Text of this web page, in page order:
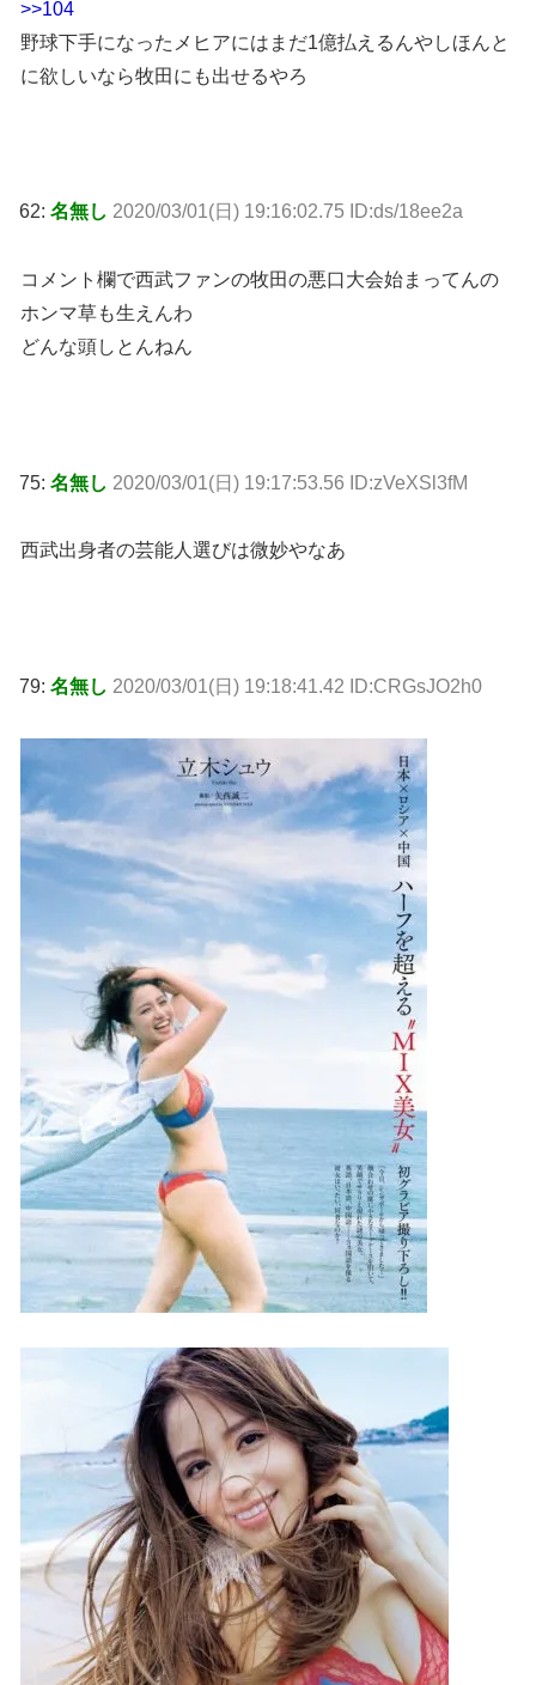
>>104
野球下手になったメヒアにはまだ1億払えるんやしほんと
に欲しいなら牧田にも出せるやろ
62: 名無し 2020/03/01(日) 19:16:02.75 ID:ds/18ee2a
コメント欄で西武ファンの牧田の悪口大会始まってんの
ホンマ草も生えんわ
どんな頭しとんねん
75: 名無し 2020/03/01(日) 19:17:53.56 ID:zVeXSl3fM
西武出身者の芸能人選びは微妙やなあ
79: 名無し 2020/03/01(日) 19:18:41.42 ID:CRGsJO2h0